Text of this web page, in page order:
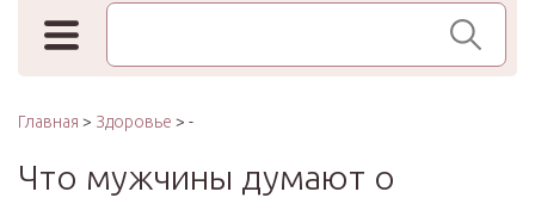
Поиск по сайту
Главная > Здоровье > -
Что мужчины думают о